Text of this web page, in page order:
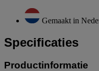
Gemaakt in
Specificaties
Productinformatie